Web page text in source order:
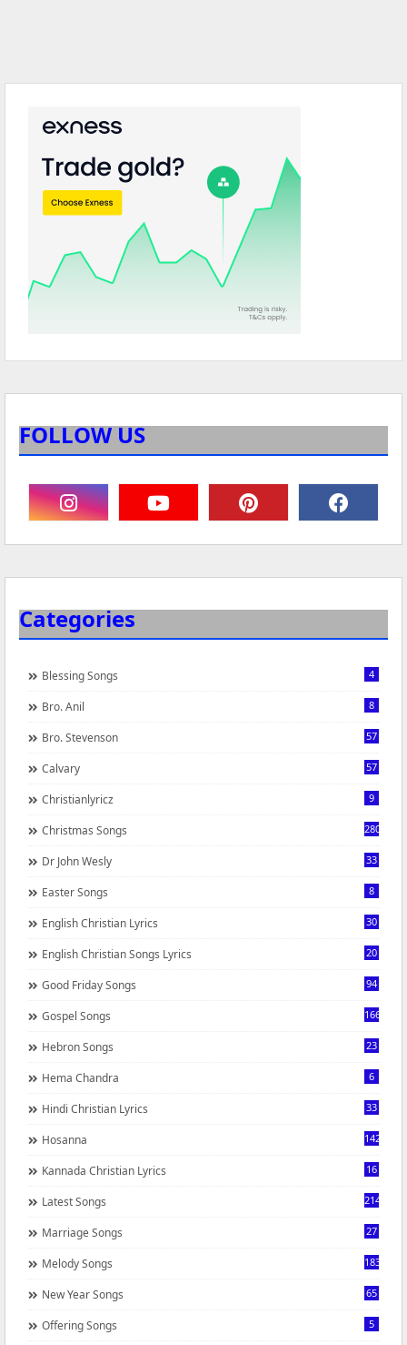
FOLLOW US
Categories
Blessing Songs 4
Bro. Anil 8
Bro. Stevenson 57
Calvary 57
Christianlyricz 9
Christmas Songs 280
Dr John Wesly 33
Easter Songs 8
English Christian Lyrics 30
English Christian Songs Lyrics 20
Good Friday Songs 94
Gospel Songs 166
Hebron Songs 23
Hema Chandra 6
Hindi Christian Lyrics 33
Hosanna 142
Kannada Christian Lyrics 16
Latest Songs 214
Marriage Songs 27
Melody Songs 183
New Year Songs 65
Offering Songs 5